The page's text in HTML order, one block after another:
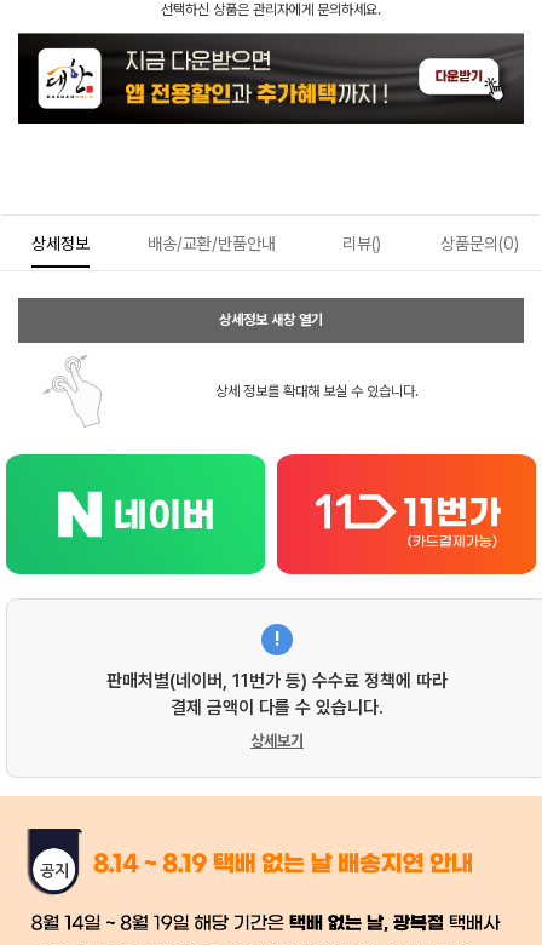
선택하신 상품은 관리자에게 문의하세요.
상세정보 배송/교환/반품안내 리뷰() 상품문의(0)
상세정보 새창 열기
상세 정보를 확대해 보실 수 있습니다.
!
판매처별(네이버, 11번가 등) 수수료 정책에 따라
결제 금액이 다를 수 있습니다.
상세보기